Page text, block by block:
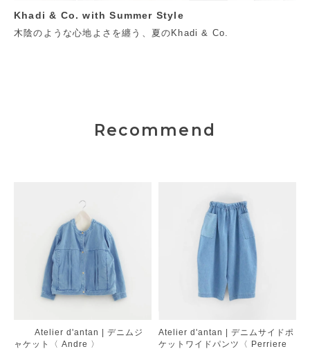
Khadi & Co. with Summer Style
木陰のような心地よさを纏う、夏のKhadi & Co.
Recommend
Atelier d'antan | デニムジ
ャケット〈 Andre 〉
Atelier d'antan | デニムサイドポ
ケットワイドパンツ〈 Perriere